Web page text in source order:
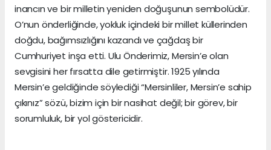
inancın ve bir milletin yeniden doğuşunun sembolüdür.
O’nun önderliğinde, yokluk içindeki bir millet küllerinden
doğdu, bağımsızlığını kazandı ve çağdaş bir
Cumhuriyet inşa etti. Ulu Önderimiz, Mersin’e olan
sevgisini her fırsatta dile getirmiştir. 1925 yılında
Mersin’e geldiğinde söylediği “Mersinliler, Mersin’e sahip
çıkınız” sözü, bizim için bir nasihat değil; bir görev, bir
sorumluluk, bir yol göstericidir.